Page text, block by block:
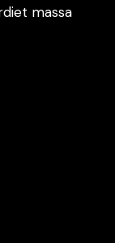
massa